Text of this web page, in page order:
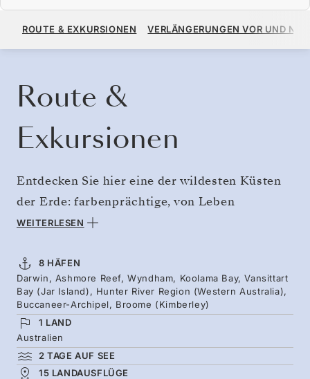
11.160 $
ROUTE & EXKURSIONEN VERLÄNGERUNGEN VOR UND
Route &
Exkursionen
Entdecken Sie hier eine der wildesten Küsten
der Erde: farbenprächtige, von Leben
wimmelnde Riffe, tiefe Flusstäler, die das Land
uralten Felsmalereien. Erleben Sie extreme
Gezeitenwechsel und entdecken Sie große
geologische Wunder. Tieforangefarbene
Klippen ragen aus dem türkisblauen Wasser, in
dem Delfine und seltene Meeresschlangen
leben. Felsen-Kängurus springen an Land
WEITERLESEN
8 HÄFEN
Darwin, Ashmore Reef, Wyndham, Koolama Bay, Vansittart
Bay (Jar Island), Hunter River Region (Western Australia),
Buccaneer-Archipel, Broome (Kimberley)
1 LAND
Australien
2 TAGE AUF SEE
15 LANDAUSFLÜGE